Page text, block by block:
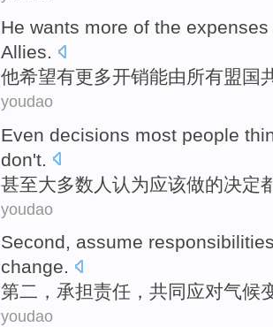
He wants more of the expenses
Allies.
他希望有更多开销能由所有盟国
youdao
Even decisions most people
don't
甚至大多数 人 认为应该做的决定
youdao
Second, assume
change.
第二 ， 承担责任 ， 共同应对气候
youdao